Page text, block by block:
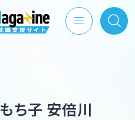
もち子 安倍川